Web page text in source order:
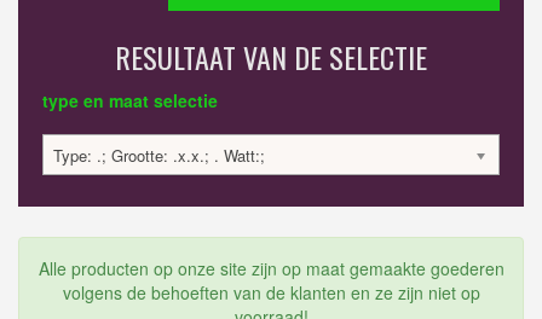
RESULTAAT VAN DE SELECTIE
type en maat selectie
Type: .; Grootte: .x.x.; . Watt:;
Alle producten op onze site zijn op maat gemaakte goederen
volgens de behoeften van de klanten en ze zijn niet op